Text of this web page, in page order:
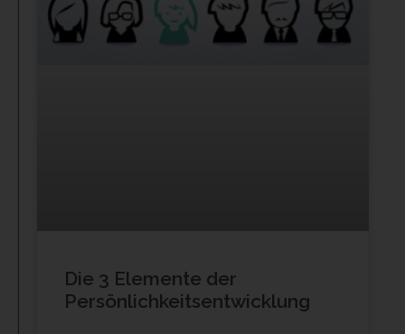
Die 3 Elemente der
Persönlichkeitsentwicklung